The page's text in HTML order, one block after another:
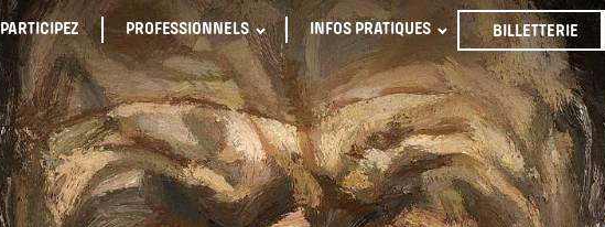
PARTICIPEZ PROFESSIONNELS INFOS PRATIQUES BILLETTERIE